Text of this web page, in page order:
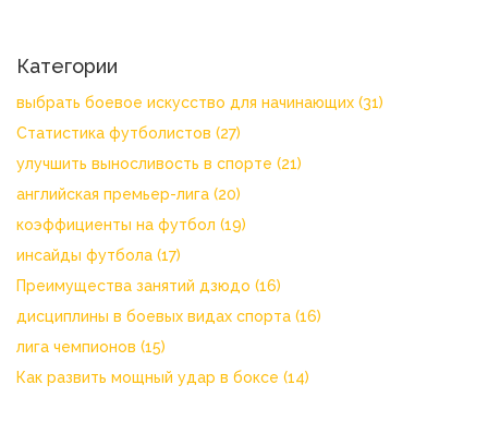
Категории
выбрать боевое искусство для начинающих (31)
Статистика футболистов (27)
улучшить выносливость в спорте (21)
английская премьер-лига (20)
коэффициенты на футбол (19)
инсайды футбола (17)
Преимущества занятий дзюдо (16)
дисциплины в боевых видах спорта (16)
лига чемпионов (15)
Как развить мощный удар в боксе (14)